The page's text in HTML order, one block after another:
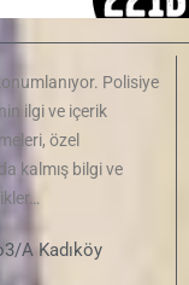
Polisiye
ilgi ve içerik
özel
kalmış bilgi ve
A Kadıköy